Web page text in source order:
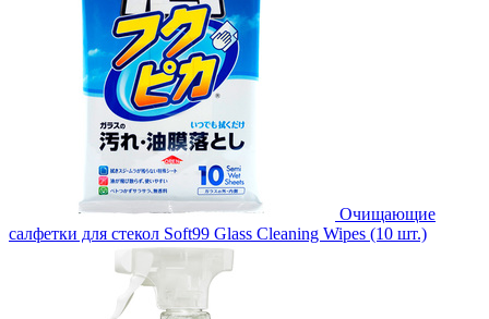
Очищающие
салфетки для стекол Soft99 Glass Cleaning Wipes (10 шт.)